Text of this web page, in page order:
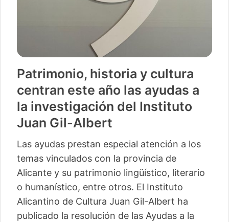
Patrimonio, historia y cultura
centran este año las ayudas a
la investigación del Instituto
Juan Gil-Albert
Las ayudas prestan especial atención a los
temas vinculados con la provincia de
Alicante y su patrimonio lingüístico, literario
o humanístico, entre otros. El Instituto
Alicantino de Cultura Juan Gil-Albert ha
publicado la resolución de las Ayudas a la